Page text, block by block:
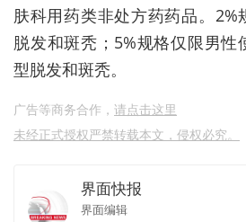
肤科用药类非处方药药品。 2%
脱发和斑秃；5%规格仅限男性
型脱发和斑秃。
广告等商务合作， 请点击这里
未经正式授权严禁转载本文，侵权必究。
界面快报
界面编辑